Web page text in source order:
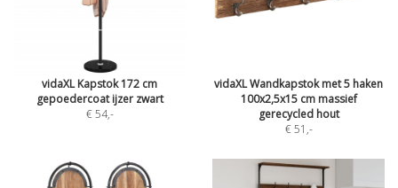
vidaXL Kapstok 172 cm
gepoedercoat ijzer zwart
€ 54,-
vidaXL Wandkapstok met 5 haken
100x2,5x15 cm massief
gerecycled hout
€ 51 ,-